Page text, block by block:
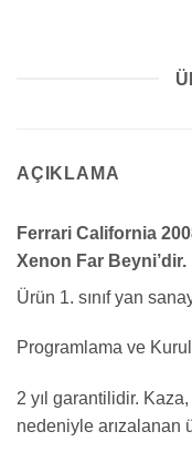
AÇIKLAMA
Ferrari California
Xenon Far Beyni’dir.
Ürün 1. sınıf yan
Programlama ve
2 yıl garantilidir.
nedeniyle arızalanan